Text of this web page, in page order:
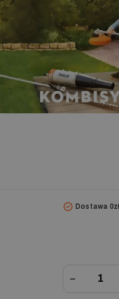
Dostawa 0zł
−